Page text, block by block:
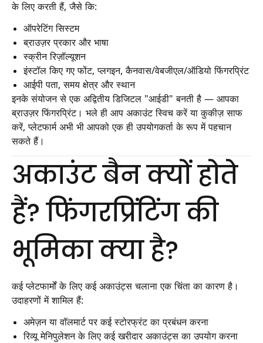
के लिए करती हैं, जैसे कि:
ऑपरेटिंग सिस्टम
ब्राउज़र प्रकार और भाषा
स्क्रीन रिज़ॉल्यूशन
इंस्टॉल किए गए फोंट, प्लगइन, कैनवास/वेबजीएल/ऑडियो फिंगरप्रिंट
आईपी पता, समय क्षेत्र और स्थान
इनके संयोजन से एक अद्वितीय डिजिटल "आईडी" बनती है — आपका
ब्राउज़र फिंगरप्रिंट। भले ही आप अकाउंट स्विच करें या कुकीज़ साफ
करें, प्लेटफार्म अभी भी आपको एक ही उपयोगकर्ता के रूप में पहचान
सकते हैं।
अकाउंट बैन क्यों होते
हैं? फिंगरप्रिंटिंग की
भूमिका क्या है?
कई प्लेटफार्मों के लिए कई अकाउंट्स चलाना एक चिंता का कारण है।
उदाहरणों में शामिल हैं:
अमेज़न या वॉलमार्ट पर कई स्टोरफ्रंट का प्रबंधन करना
रिव्यू मेनिपुलेशन के लिए कई खरीदार अकाउंट्स का उपयोग करना